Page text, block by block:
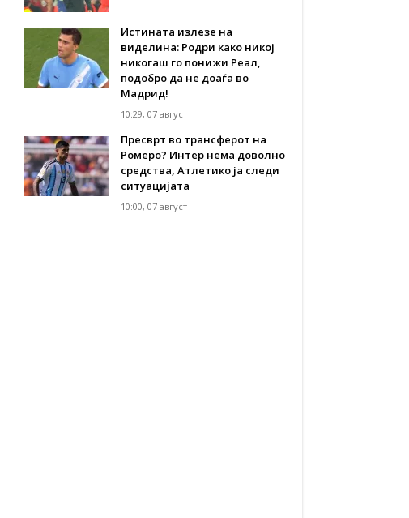
Истината излезе на
виделина: Родри како никој
никогаш го понижи Реал,
подобро да не доаѓа во
Мадрид!
10:29, 07 август
Пресврт во трансферот на
Ромеро? Интер нема доволно
средства, Атлетико ја следи
ситуацијата
10:00, 07 август